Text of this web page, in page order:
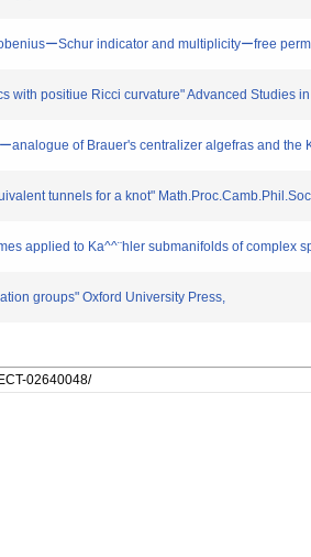
ーSchur indicator and multiplicityーfree
with positiue Ricci curvature" Advanced Studies
analogue of Brauer's centralizer algefras and
tunnels for a knot"
applied to Ka^^¨hler submanifolds of complex
groups" Oxford University Press,